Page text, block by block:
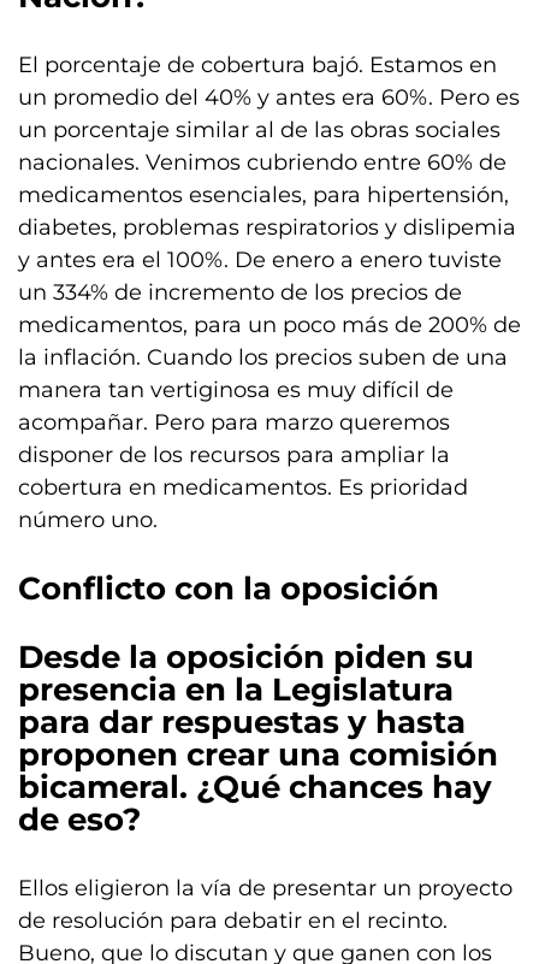
El porcentaje de cobertura bajó. Estamos en
un promedio del 40% y antes era 60%. Pero es
un porcentaje similar al de las obras sociales
nacionales. Venimos cubriendo entre 60% de
medicamentos esenciales, para hipertensión,
diabetes, problemas respiratorios y dislipemia
y antes era el 100%. De enero a enero tuviste
un 334% de incremento de los precios de
medicamentos, para un poco más de 200% de
la inflación. Cuando los precios suben de una
manera tan vertiginosa es muy difícil de
acompañar. Pero para marzo queremos
disponer de los recursos para ampliar la
cobertura en medicamentos. Es prioridad
número uno.
Conflicto con la oposición
Desde la oposición piden su
presencia en la Legislatura
para dar respuestas y hasta
proponen crear una comisión
bicameral. ¿Qué chances hay
de eso?
Ellos eligieron la vía de presentar un proyecto
de resolución para debatir en el recinto.
Bueno, que lo discutan y que ganen con los